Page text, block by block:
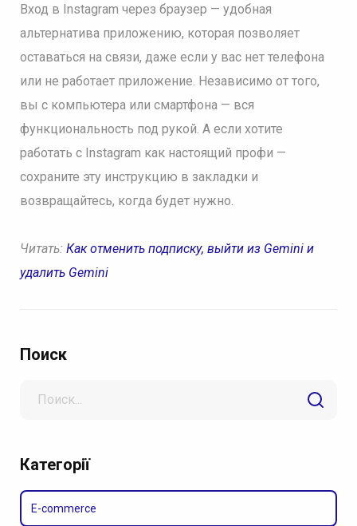
Вход в Instagram через браузер — удобная
альтернатива приложению, которая позволяет
оставаться на связи, даже если у вас нет телефона
или не работает приложение. Независимо от того,
вы с компьютера или смартфона — вся
функциональность под рукой. А если хотите
работать с Instagram как настоящий профи —
сохраните эту инструкцию в закладки и
возвращайтесь, когда будет нужно.
Читать: Как отменить подписку, выйти из Gemini и
удалить Gemini
Поиск
Категорії
E-commerce